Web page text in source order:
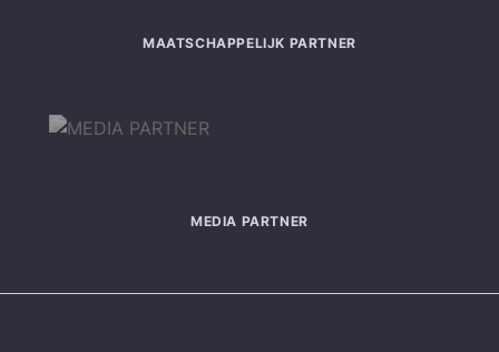
MAATSCHAPPELIJK PARTNER
MEDIA PARTNER